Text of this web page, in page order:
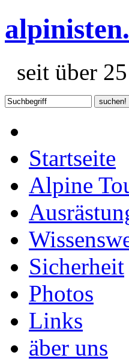
seit über
Startseite
Alpine
Sicherheit
Photos
Links
äber uns